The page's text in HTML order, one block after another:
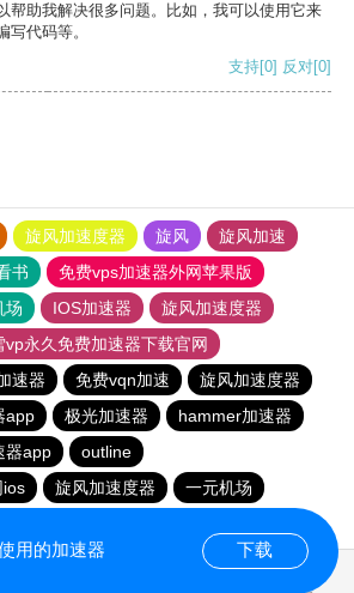
帮助我解决很多问题。比如，我可以使用它来
写代码等。
支持[0] 反对[0]
旋风加速度器 旋风
旋风加速
书
免费vps加速器外网苹果版
场 IOS加速器
旋风加速度器
vp永久免费加速器下载官网
速器 免费vqn加速
旋风加速度器
app 极光加速器
hammer加速器
器app
outline
ios
旋风加速度器
一元机场
用的加速器 下载